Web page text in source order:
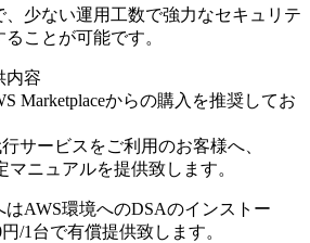
、少ない運用工数で強力なセキュリテ
ことが可能です。
内容
Marketplaceからの購入を推奨してお
サービスをご利用のお客様へ、
マニュアルを提供致します。
はAWS環境へのDSAのインストー
/1台で有償提供致します。